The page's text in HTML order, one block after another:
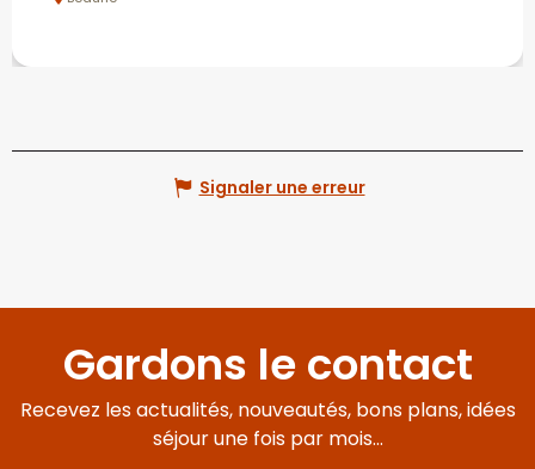
Signaler une erreur
Gardons le contact
Recevez les actualités, nouveautés, bons plans, idées
séjour une fois par mois...